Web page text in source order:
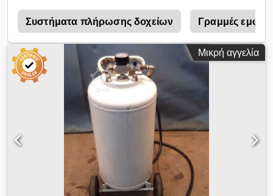
Συστήματα πλήρωσης δοχείων Γραμμές
Μικρή αγγελία